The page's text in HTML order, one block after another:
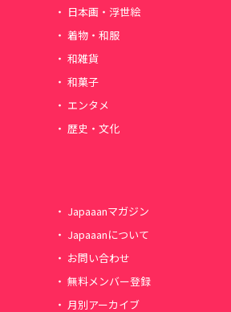
日本画・浮世絵
着物・和服
和雑貨
和菓子
エンタメ
歴史・文化
Japaaanマガジン
Japaaanについて
お問い合わせ
無料メンバー登録
月別アーカイブ